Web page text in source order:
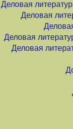
Деловая
Деловая
Деловая
Деловая